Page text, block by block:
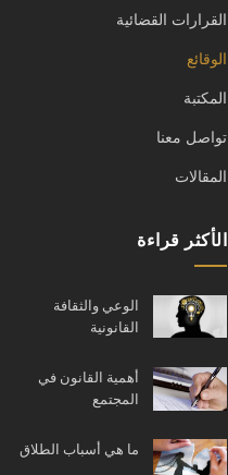
القرارات القضائية
الوقائع
المكتبة
تواصل معنا
المقالات
الأكثر قراءة
الوعي والثقافة
القانونية
أهمية القانون في
المجتمع
ما هي أسباب الطلاق